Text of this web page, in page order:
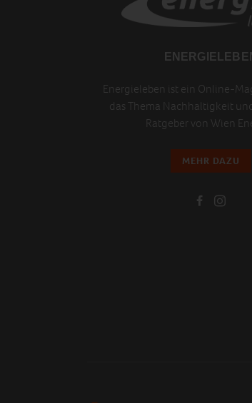
Energieleben ist ein Online-
das Thema Nachhaltigkeit
Ratgeber von Wien
MEHR DAZU